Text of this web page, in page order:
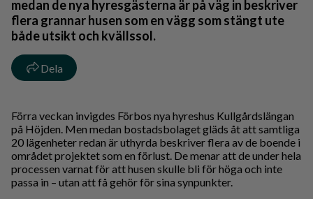
medan de nya hyresgästerna är på väg in beskriver
flera grannar husen som en vägg som stängt ute
både utsikt och kvällssol.
Dela
Förra veckan invigdes Förbos nya hyreshus Kullgårdslängan
på Höjden. Men medan bostadsbolaget gläds åt att samtliga
20 lägenheter redan är uthyrda beskriver flera av de boende i
området projektet som en förlust. De menar att de under hela
processen varnat för att husen skulle bli för höga och inte
passa in – utan att få gehör för sina synpunkter.